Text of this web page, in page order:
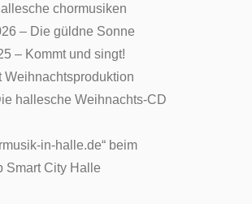
chormusiken
– Die güldne Sonne
– Kommt und singt!
Weihnachtsproduktion
hallesche Weihnachts-CD
in-halle.de“ beim
Smart City Halle